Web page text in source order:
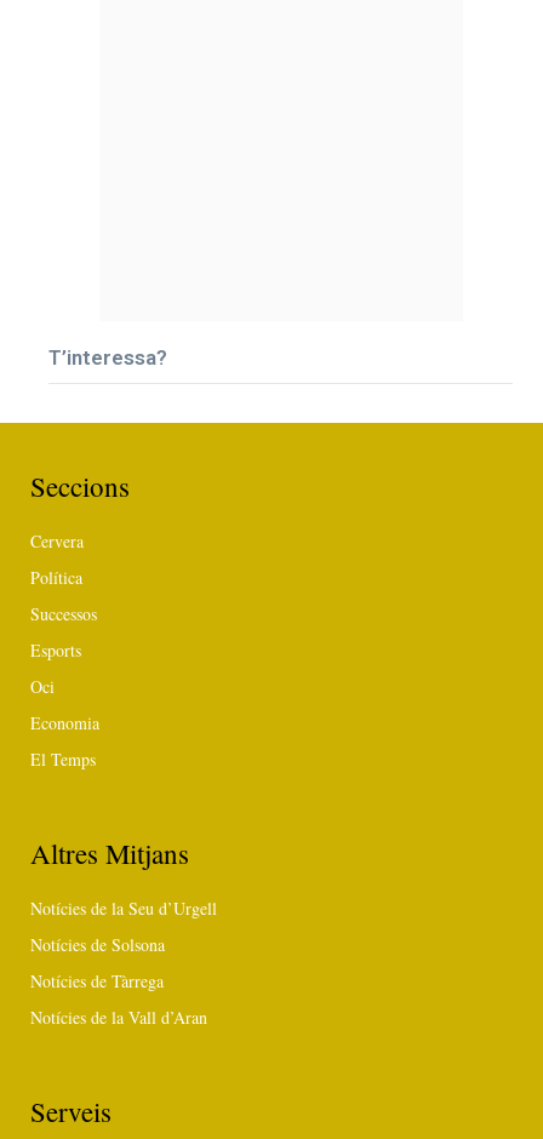
T’interessa?
Seccions
Cervera
Política
Successos
Esports
Oci
Economia
El Temps
Altres Mitjans
Notícies de la Seu d’Urgell
Notícies de Solsona
Notícies de Tàrrega
Notícies de la Vall d’Aran
Serveis